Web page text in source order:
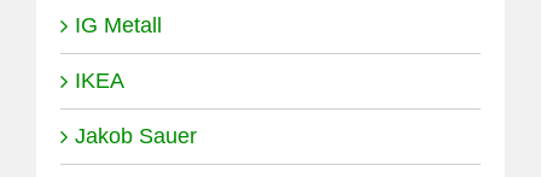
IG Metall
IKEA
Jakob Sauer